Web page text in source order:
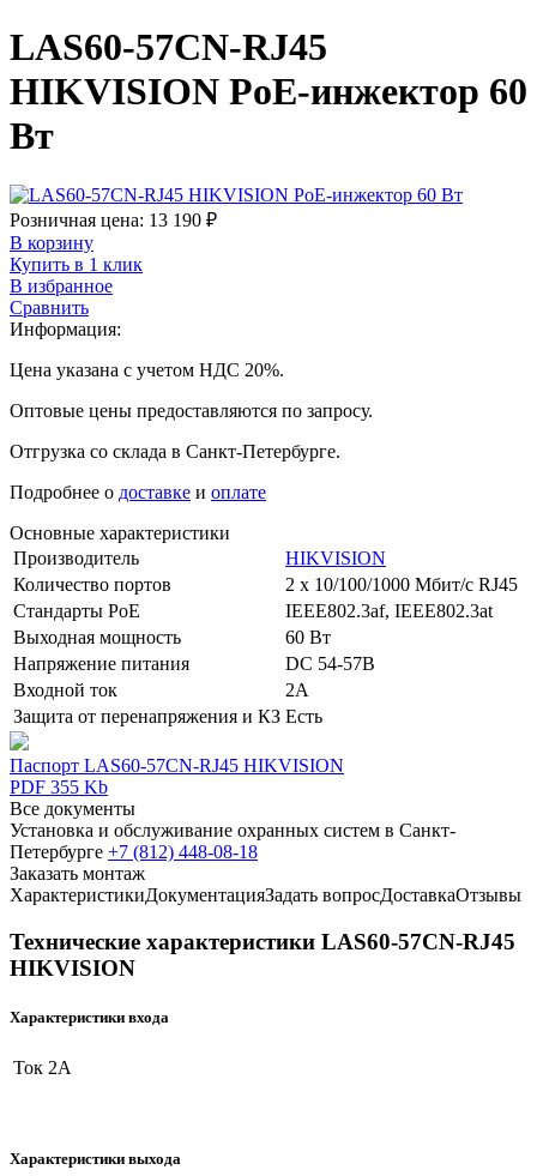
LAS60-57CN-RJ45
HIKVISION PoE-инжектор 60
Вт
Розничная цена: 13 190 ₽
В корзину
Купить в 1 клик
В избранное
Сравнить
Информация:
Цена указана с учетом НДС 20%.
Оптовые цены предоставляются по запросу.
Отгрузка со склада в Санкт-Петербурге.
Подробнее о доставке и оплате
Основные характеристики
Производитель
HIKVISION
Количество портов
2 х 10/100/1000 Мбит/с RJ45
Стандарты PoE
IEEE802.3af, IEEE802.3at
Выходная мощность
60 Вт
Напряжение питания
DC 54-57В
Входной ток
2A
Защита от перенапряжения и КЗ Есть
Паспорт LAS60-57CN-RJ45 HIKVISION
PDF 355 Kb
Все документы
Установка и обслуживание охранных систем в Санкт-
Петербурге +7 (812) 448-08-18
Заказать монтаж
ХарактеристикиДокументацияЗадать вопросДоставкаОтзывы
Технические характеристики LAS60-57CN-RJ45
HIKVISION
Характеристики входа
Ток 2А
Характеристики выхода